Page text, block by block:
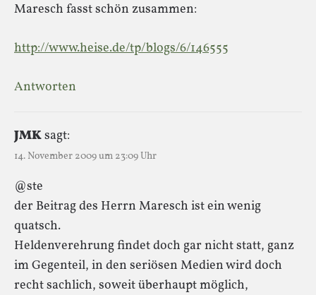
Maresch fasst schön zusammen:
http://www.heise.de/tp/blogs/6/146555
Antworten
JMKsagt:
14. November 2009 um 23:09 Uhr
@ste
der Beitrag des Herrn Maresch ist ein wenig
quatsch.
Heldenverehrung findet doch gar nicht statt, ganz
im Gegenteil, in den seriösen Medien wird doch
recht sachlich, soweit überhaupt möglich,